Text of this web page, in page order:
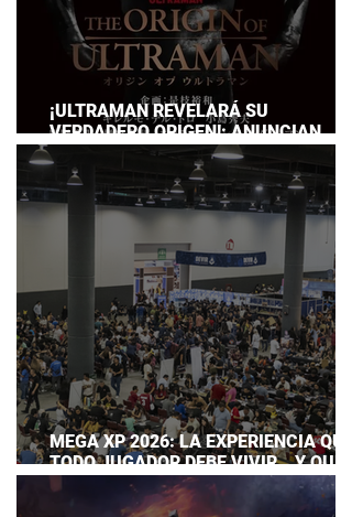
¡ULTRAMAN REVELARÁ SU
VERDADERO ORIGEN!: ANUNCIAN
DOCUMENTAL POR EL 60
ANIVERSARIO DE LA FRANQUICIA
MEGA XP 2026: LA EXPERIENCIA QUE
TODO JUGADOR DEBE VIVIR… Y QUE
AHORA PUEDES DISFRUTAR A TU